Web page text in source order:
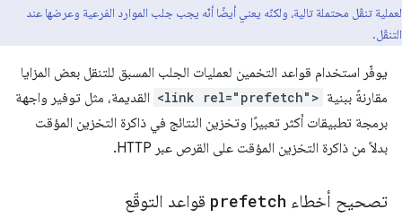
لعملية تنقّل محتملة تالية، ولكنّه يعني أيضًا أنّه يجب جلب الموارد الفرعية وعرضها عند
التنقّل.
يوفّر استخدام قواعد التخمين لعمليات الجلب المسبق للتنقل بعض المزايا
مقارنةً ببنية <link rel="prefetch"> القديمة، مثل توفير واجهة
برمجة تطبيقات أكثر تعبيرًا وتخزين النتائج في ذاكرة التخزين المؤقت
بدلاً من ذاكرة التخزين المؤقت على القرص عبر HTTP.
تصحيح أخطاء prefetch قواعد التوقّع